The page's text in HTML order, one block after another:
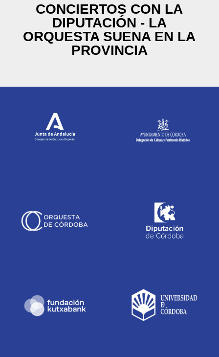
CONCIERTOS CON LA
DIPUTACIÓN - LA
ORQUESTA SUENA EN LA
PROVINCIA